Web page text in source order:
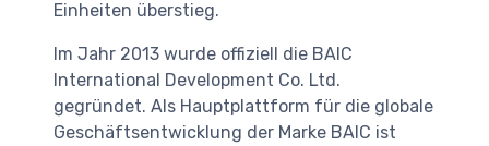
Einheiten überstieg.
Im Jahr 2013 wurde offiziell die BAIC
International Development Co. Ltd.
gegründet. Als Hauptplattform für die globale
Geschäftsentwicklung der Marke BAIC ist